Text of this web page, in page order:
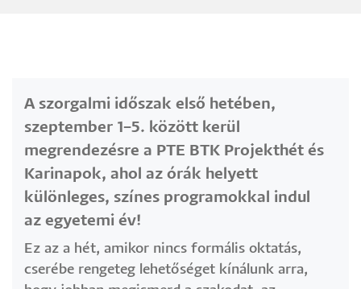
A szorgalmi időszak első hetében,
szeptember 1–5. között kerül
megrendezésre a PTE BTK Projekthét és
Karinapok, ahol az órák helyett
különleges, színes programokkal indul
az egyetemi év!
Ez az a hét, amikor nincs formális oktatás,
cserébe rengeteg lehetőséget kínálunk arra,